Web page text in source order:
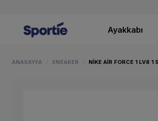
Ayakkabı
ANASAYFA SNEAKER NIKE AIR FORCE 1 LV8